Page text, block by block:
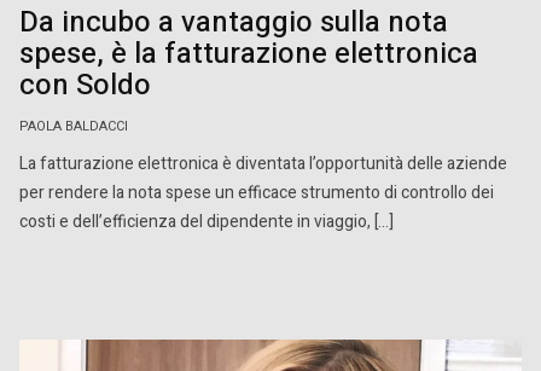
Da incubo a vantaggio sulla nota
spese, è la fatturazione elettronica
con Soldo
PAOLA BALDACCI
La fatturazione elettronica è diventata l’opportunità delle aziende
per rendere la nota spese un efficace strumento di controllo dei
costi e dell’efficienza del dipendente in viaggio, […]